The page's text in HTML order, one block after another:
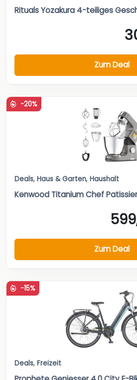
Rituals Yozakura 4-teiliges
Zum Deal
-20%
Deals, Haus & Garten, Haushalt
Kenwood Titanium Chef Patissier
Zum Deal
-15%
Deals, Freizeit